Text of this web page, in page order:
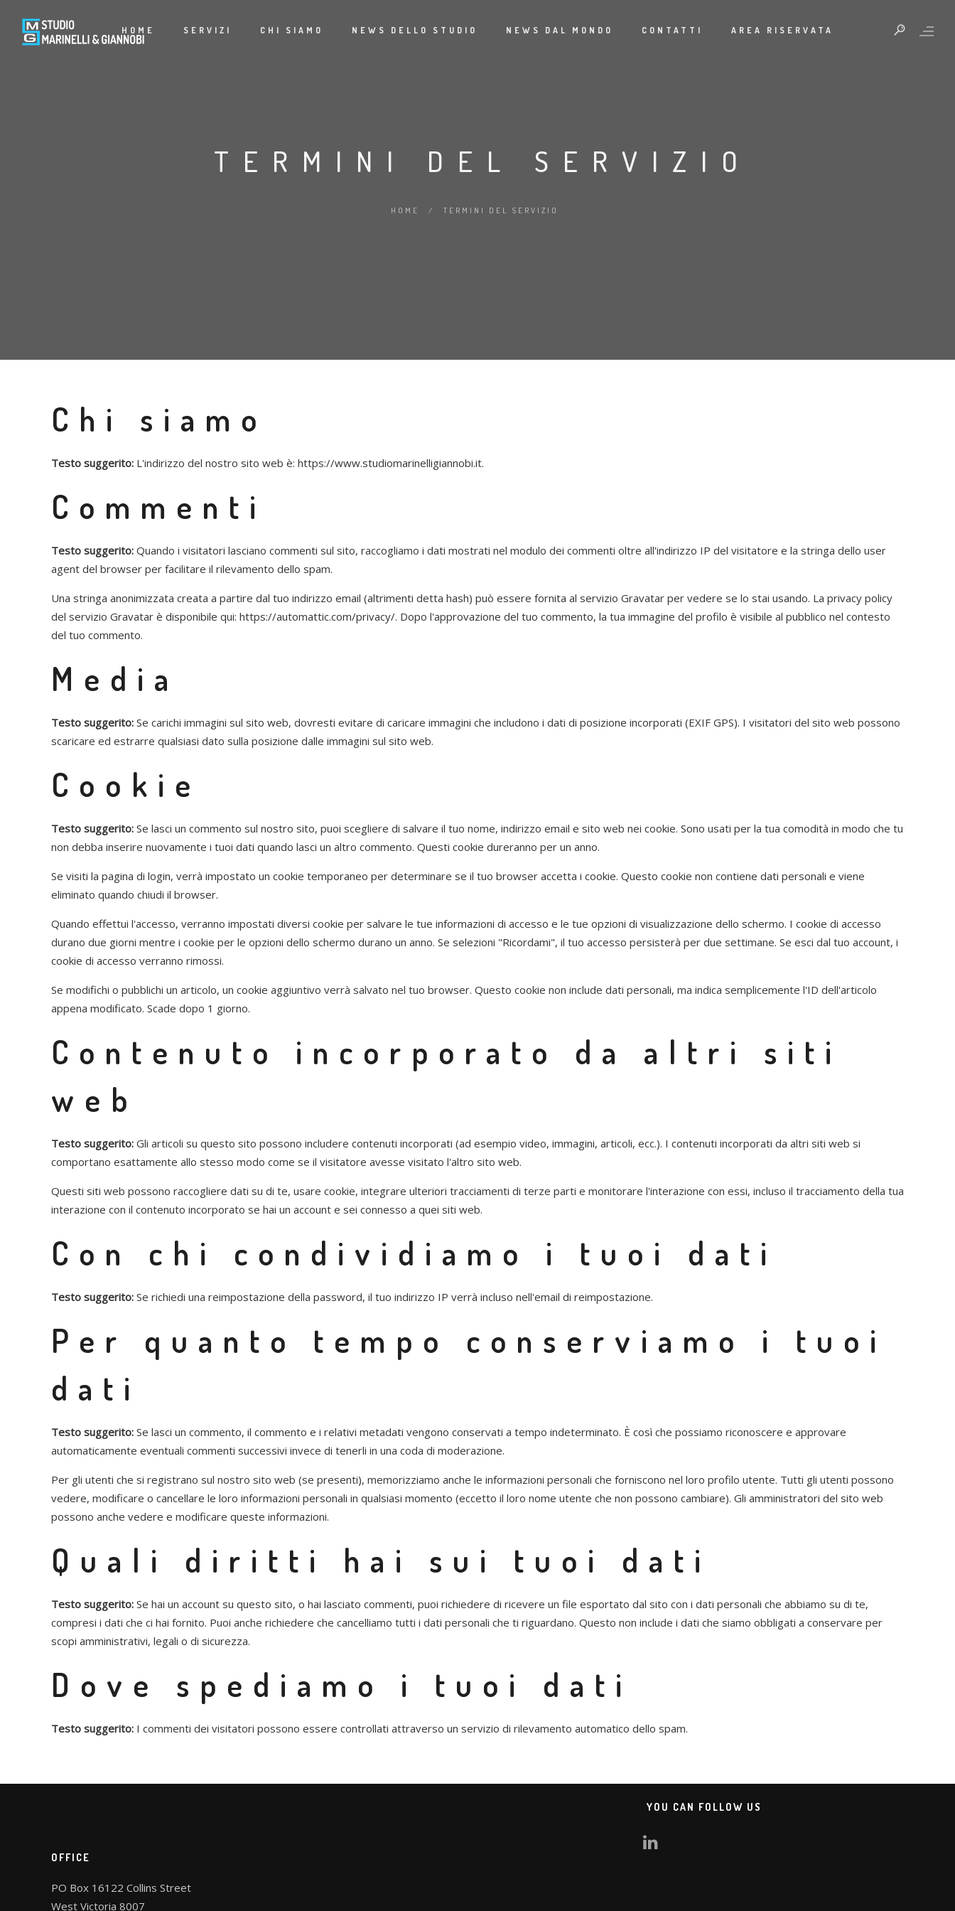
HOME SERVIZI CHI SIAMO NEWS DELLO STUDIO NEWS DAL MONDO CONTATTI AREA RISERVATA
TERMINI DEL SERVIZIO
HOME / TERMINI DEL SERVIZIO
Chi siamo
Testo suggerito: L'indirizzo del nostro sito web è: https://www.studiomarinelligiannobi.it.
Commenti
Testo suggerito: Quando i visitatori lasciano commenti sul sito, raccogliamo i dati mostrati nel modulo dei commenti oltre all'indirizzo IP del visitatore e la stringa dello user
agent del browser per facilitare il rilevamento dello spam.
Una stringa anonimizzata creata a partire dal tuo indirizzo email (altrimenti detta hash) può essere fornita al servizio Gravatar per vedere se lo stai usando. La privacy policy
del servizio Gravatar è disponibile qui: https://automattic.com/privacy/. Dopo l'approvazione del tuo commento, la tua immagine del profilo è visibile al pubblico nel contesto
del tuo commento.
Media
Testo suggerito: Se carichi immagini sul sito web, dovresti evitare di caricare immagini che includono i dati di posizione incorporati (EXIF GPS). I visitatori del sito web possono
scaricare ed estrarre qualsiasi dato sulla posizione dalle immagini sul sito web.
Cookie
Testo suggerito: Se lasci un commento sul nostro sito, puoi scegliere di salvare il tuo nome, indirizzo email e sito web nei cookie. Sono usati per la tua comodità in modo che tu
non debba inserire nuovamente i tuoi dati quando lasci un altro commento. Questi cookie dureranno per un anno.
Se visiti la pagina di login, verrà impostato un cookie temporaneo per determinare se il tuo browser accetta i cookie. Questo cookie non contiene dati personali e viene
eliminato quando chiudi il browser.
Quando effettui l'accesso, verranno impostati diversi cookie per salvare le tue informazioni di accesso e le tue opzioni di visualizzazione dello schermo. I cookie di accesso
durano due giorni mentre i cookie per le opzioni dello schermo durano un anno. Se selezioni "Ricordami", il tuo accesso persisterà per due settimane. Se esci dal tuo account, i
cookie di accesso verranno rimossi.
Se modifichi o pubblichi un articolo, un cookie aggiuntivo verrà salvato nel tuo browser. Questo cookie non include dati personali, ma indica semplicemente l'ID dell'articolo
appena modificato. Scade dopo 1 giorno.
Contenuto incorporato da altri siti
web
Testo suggerito: Gli articoli su questo sito possono includere contenuti incorporati (ad esempio video, immagini, articoli, ecc.). I contenuti incorporati da altri siti web si
comportano esattamente allo stesso modo come se il visitatore avesse visitato l'altro sito web.
Questi siti web possono raccogliere dati su di te, usare cookie, integrare ulteriori tracciamenti di terze parti e monitorare l'interazione con essi, incluso il tracciamento della tua
interazione con il contenuto incorporato se hai un account e sei connesso a quei siti web.
Con chi condividiamo i tuoi dati
Testo suggerito: Se richiedi una reimpostazione della password, il tuo indirizzo IP verrà incluso nell'email di reimpostazione.
Per quanto tempo conserviamo i tuoi
dati
Testo suggerito: Se lasci un commento, il commento e i relativi metadati vengono conservati a tempo indeterminato. È così che possiamo riconoscere e approvare
automaticamente eventuali commenti successivi invece di tenerli in una coda di moderazione.
Per gli utenti che si registrano sul nostro sito web (se presenti), memorizziamo anche le informazioni personali che forniscono nel loro profilo utente. Tutti gli utenti possono
vedere, modificare o cancellare le loro informazioni personali in qualsiasi momento (eccetto il loro nome utente che non possono cambiare). Gli amministratori del sito web
possono anche vedere e modificare queste informazioni.
Quali diritti hai sui tuoi dati
Testo suggerito: Se hai un account su questo sito, o hai lasciato commenti, puoi richiedere di ricevere un file esportato dal sito con i dati personali che abbiamo su di te,
compresi i dati che ci hai fornito. Puoi anche richiedere che cancelliamo tutti i dati personali che ti riguardano. Questo non include i dati che siamo obbligati a conservare per
scopi amministrativi, legali o di sicurezza.
Dove spediamo i tuoi dati
Testo suggerito: I commenti dei visitatori possono essere controllati attraverso un servizio di rilevamento automatico dello spam.
OFFICE
PO Box 16122 Collins Street
West Victoria 8007
YOU CAN FOLLOW US